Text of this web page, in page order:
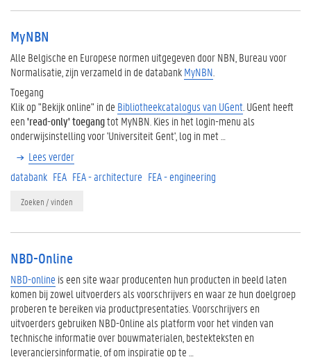
MyNBN
Alle Belgische en Europese normen uitgegeven door NBN, Bureau voor
Normalisatie, zijn verzameld in de databankMyNBN
Toegang
Klik op "Bekijk online" in de Bibliotheekcatalogus van UGent . UGent heeft
een'read-only' toegangtot MyNBN. Kies in het login-menu als
onderwijsinstelling voor 'Universiteit Gent', log in met …
Lees verder
databank FEA FEA - architecture FEA - engineering
Zoeken / vinden
NBD-Online
NBD-online is een site waar producenten hun producten in beeld laten
komen bij zowel uitvoerders als voorschrijvers en waar ze hun doelgroep
proberen te bereiken via productpresentaties. Voorschrijvers en
uitvoerders gebruiken NBD-Online als platform voor het vinden van
technische informatie over bouwmaterialen, bestekteksten en
leveranciersinformatie, of om inspiratie op te …